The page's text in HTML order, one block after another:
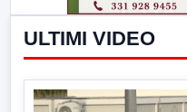
ULTIMI VIDEO